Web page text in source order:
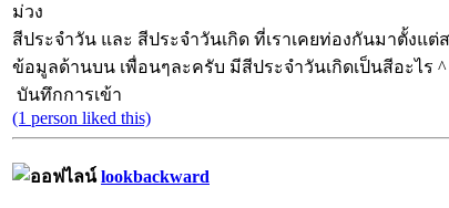
ม่วง
สีประจำวัน และ สีประจำวันเกิด ที่เราเคยท่องกันมาตั้ง
ข้อมูลด้านบน เพื่อนๆละครับ มีสีประจำวันเกิดเป็นสีอะไร
บันทึกการเข้า
(1 person liked this)
lookbackward